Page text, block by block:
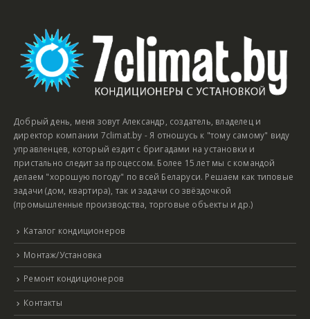
Добрый день, меня зовут Александр, создатель, владелец и
директор компании 7climat.by - Я отношусь к "тому самому" виду
управленцев, который ездит с бригадами на установки и
пристально следит за процессом. Более 15 лет мы с командой
делаем "хорошую погоду" по всей Беларуси. Решаем как типовые
задачи (дом, квартира), так и задачи со звёздочкой
(промышленные производства, торговые объекты и др.)
Каталог кондиционеров
Монтаж/Установка
Ремонт кондиционеров
Контакты